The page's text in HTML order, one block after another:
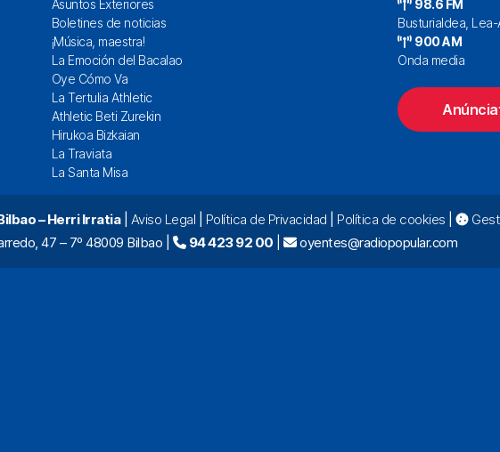
Asuntos Exteriores
Boletines de noticias
¡Música, maestra!
La Emoción del Bacalao
Oye Cómo Va
La Tertulia Athletic
Athletic Beti Zurekin
Hirukoa Bizkaian
La Traviata
La Santa Misa
98.6 FM
Busturialdea,
900 AM
Onda media
– Herri Irratia| Aviso Legal Política de Privacidad Política de cookies
47 – 7º 48009 Bilbao |
94 423 92 00 | oyentes@radiopopular.com